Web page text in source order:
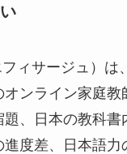
ィサージュ）は
ンライン家庭教
、日本の教科書
進度差、日本語力